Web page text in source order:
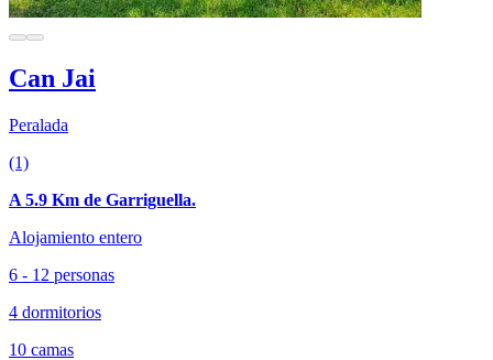
Can Jai
Peralada
(1)
A 5.9 Km de Garriguella.
Alojamiento entero
6 - 12 personas
4 dormitorios
10 camas